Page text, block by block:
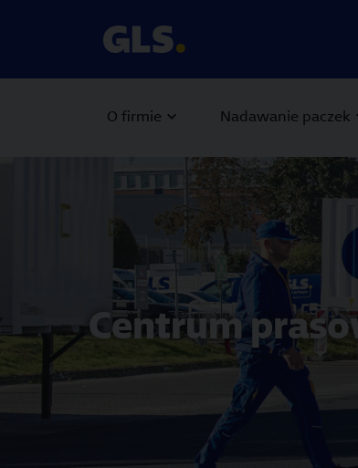
O firmie Nadawanie paczek
Carousel with slides shown at a time. Use the
Centrum